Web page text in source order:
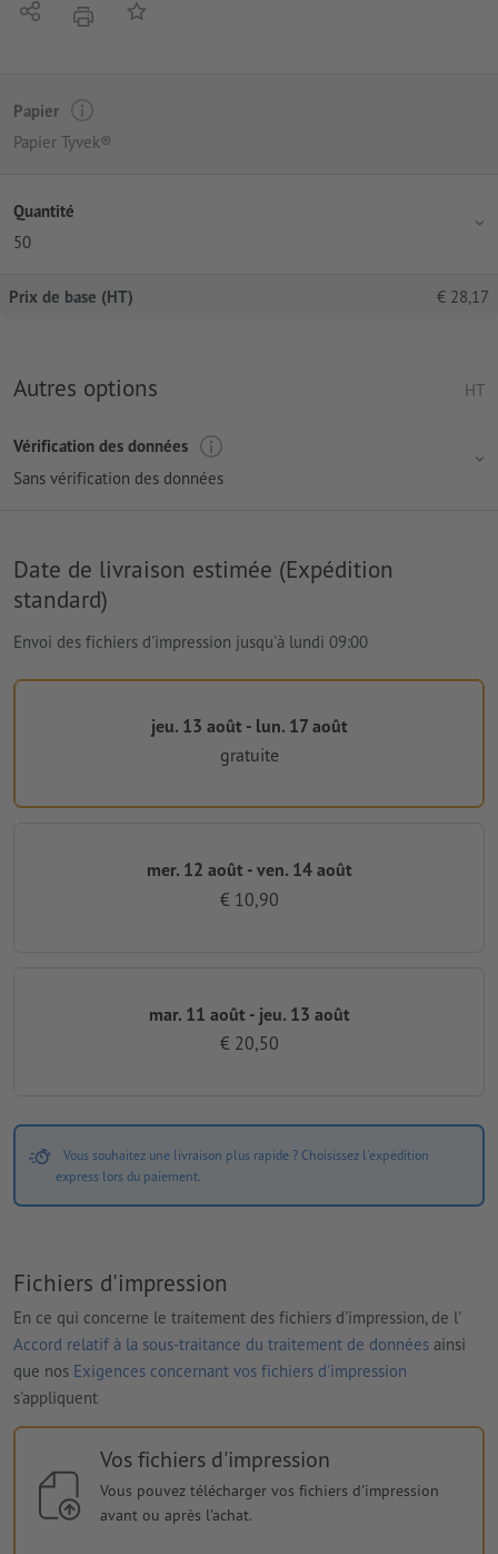
PartagerimprimerAjouter à liste d'article
Papier
Papier Tyvek®
Quantité
50
Prix de base (HT) € 28,17
Autres options HT
Vérification des données
Sans vérification des données
Date de livraison estimée (Expédition
standard)
Envoi des fichiers d'impression jusqu'à lundi 09:00
jeu. 13 août - lun. 17 août
gratuite
mer. 12 août - ven. 14 août
€ 10,90
mar. 11 août - jeu. 13 août
€ 20,50
Vous souhaitez une livraison plus rapide ? Choisissez l'expédition
express lors du paiement.
Fichiers d'impression
En ce qui concerne le traitement des fichiers d'impression, de l'
Accord relatif à la sous-traitance du traitement de données ainsi
que nos Exigences concernant vos fichiers d'impression
s'appliquent
Vos fichiers d'impression
Vous pouvez télécharger vos fichiers d'impression
avant ou après l'achat.